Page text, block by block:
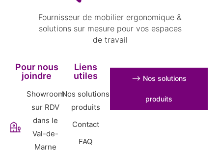
Fournisseur de mobilier ergonomique &
solutions sur mesure pour vos espaces
de travail
Pour nous
joindre
Showroom
sur RDV
dans le
Val-de-
Marne
Liens
utiles
Nos solutions
produits
Contact
FAQ
⟶ Nos solutions
produits